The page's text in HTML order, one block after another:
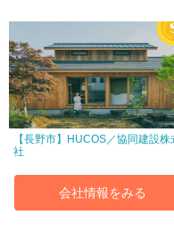
【長野市】HUCOS／協同建設株
社
会社情報をみる